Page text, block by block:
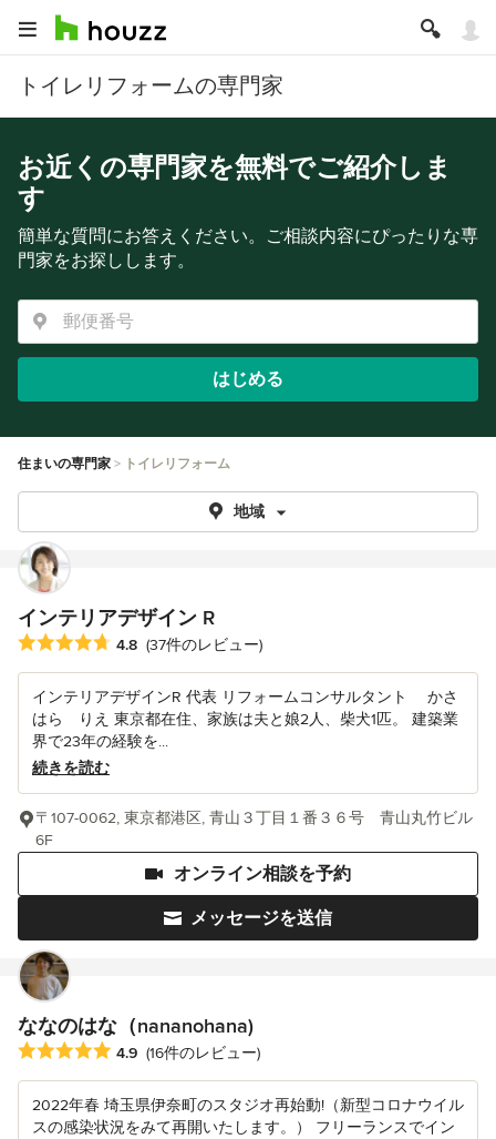
トイレリフォームの専門家
お近くの専門家を無料でご紹介しま
す
簡単な質問にお答えください。ご相談内容にぴったりな専
門家をお探しします。
はじめる
住まいの専門家 トイレリフォーム
地域
インテリアデザイン R
平均評価：5つ星中 星4.8
4.8 (37件のレビュー)
インテリアデザインR 代表 リフォームコンサルタント かさ
はら りえ 東京都在住、家族は夫と娘2人、柴犬1匹。 建築業
界で23年の経験を...
続きを読む
メッセージを送信
オンライン相談を予約
〒107-0062, 東京都港区, 青山３丁目１番３６号 青山丸竹ビル
6F
ななのはな（nananohana)
平均評価：5つ星中 星4.9
4.9 (16件のレビュー)
2022年春 埼玉県伊奈町のスタジオ再始動!（新型コロナウイル
スの感染状況をみて再開いたします。） フリーランスでイン